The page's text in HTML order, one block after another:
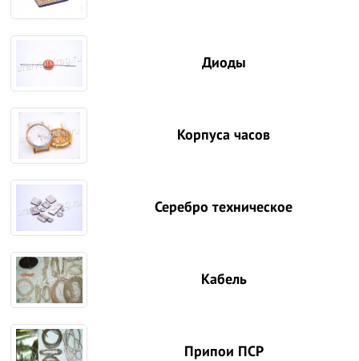
Диоды
Корпуса часов
Серебро техническое
Кабель
Припои ПСР